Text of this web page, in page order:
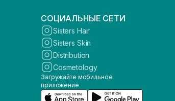
СОЦИАЛЬНЫЕ СЕТИ
Sisters Hair
Sisters Skin
Distribution
Cosmetology
Загружайте мобильное
приложение